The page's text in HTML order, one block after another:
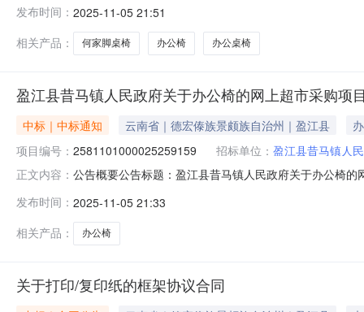
产品审核前公示：采购公告（或单一来源审核前公示）
发布时间： 2025-11-05 21:51
相关产品：
何家脚桌椅 办公椅 办公桌椅
盈江县昔马镇人民政府关于办公椅的网上超市采购项
中标｜中标通知 云南省｜德宏傣族景颇族自治州｜盈江县
项目编号： 2581101000025259159 招标单位： 盈江县昔马镇人
正文内容： 公告概要公告标题：盈江县昔马镇人民政府关于办公椅
项目编号：2581101000025259159项目联系人：何明
发布时间： 2025-11-05 21:33
相关产品：
办公椅
关于打印/复印纸的框架协议合同